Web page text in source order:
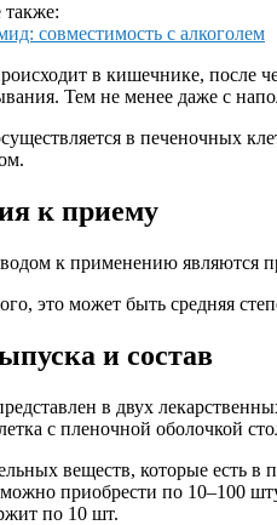
также:
совместимость с алкоголем
в кишечнике, после
Тем не менее даже с
в печеночных
к приему
к применению являются
это может быть средняя
и состав
в двух
с пленочной оболочкой
веществ, которые есть в
приобрести по 10–100
по 10 шт.